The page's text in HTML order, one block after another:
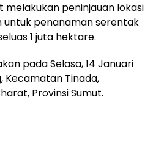
melakukan peninjauan lokasi
untuk penanaman serentak
1 juta hektare.
pada Selasa, 14 Januari
Kecamatan Tinada,
Provinsi Sumut.